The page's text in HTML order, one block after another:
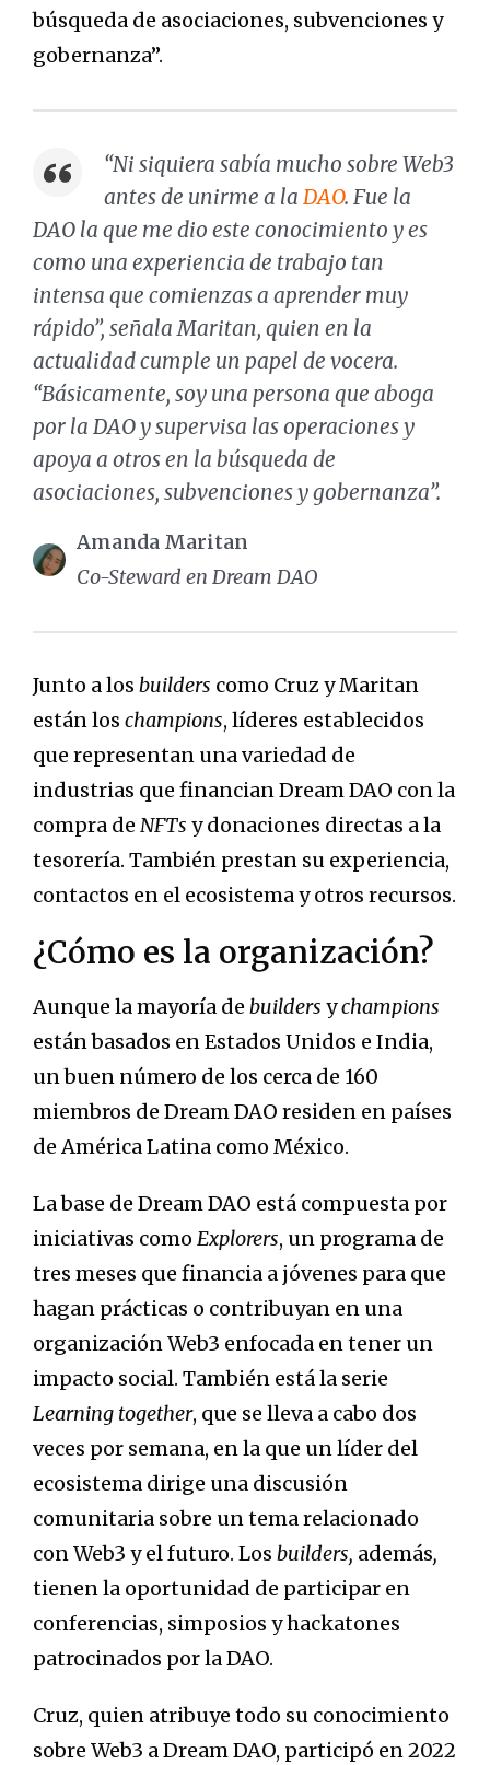
búsqueda de asociaciones, subvenciones y
gobernanza”.
“Ni siquiera sabía mucho sobre Web3
antes de unirme a la DAO. Fue la
DAO la que me dio este conocimiento y es
como una experiencia de trabajo tan
intensa que comienzas a aprender muy
rápido”, señala Maritan, quien en la
actualidad cumple un papel de vocera.
“Básicamente, soy una persona que aboga
por la DAO y supervisa las operaciones y
apoya a otros en la búsqueda de
asociaciones, subvenciones y gobernanza”.
Amanda Maritan
Co-Steward en Dream DAO
Junto a los builders como Cruz y Maritan
están los champions, líderes establecidos
que representan una variedad de
industrias que financian Dream DAO con la
compra de NFTs y donaciones directas a la
tesorería. También prestan su experiencia,
contactos en el ecosistema y otros recursos.
¿Cómo es la organización?
Aunque la mayoría de builders ychampions
están basados en Estados Unidos e India,
un buen número de los cerca de 160
miembros de Dream DAO residen en países
de América Latina como México.
La base de Dream DAO está compuesta por
iniciativas como Explorers, un programa de
tres meses que financia a jóvenes para que
hagan prácticas o contribuyan en una
organización Web3 enfocada en tener un
impacto social. También está la serie
Learning together, que se lleva a cabo dos
veces por semana, en la que un líder del
ecosistema dirige una discusión
comunitaria sobre un tema relacionado
con Web3 y el futuro. Los builders, además,
tienen la oportunidad de participar en
conferencias, simposios y hackatones
patrocinados por la DAO.
Cruz, quien atribuye todo su conocimiento
sobre Web3 a Dream DAO, participó en 2022